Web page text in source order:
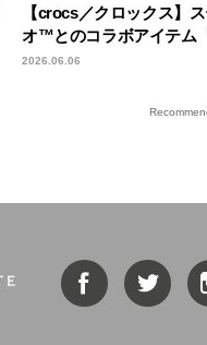
【crocs／クロックス】
オ™とのコラボアイテム
2026.06.06